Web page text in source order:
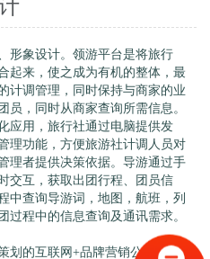
形象设计。领游平台是将旅行
起来，使之成为有机的整体，最
计调管理，同时保持与商家的业
员，同时从商家查询所需信息。
应用，旅行社通过电脑提供发
理功能，方便旅游社计调人员对
理者提供决策依据。导游通过手
交互，获取出团行程、团员信
中查询导游词，地图，航班，列
过程中的信息查询及通讯需求。
划的互联网+品牌营销公司，我们